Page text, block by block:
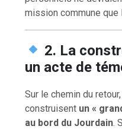
mission commune que
2. La
un acte de
Sur le chemin du
construisent un «
au bord du Jourdain.